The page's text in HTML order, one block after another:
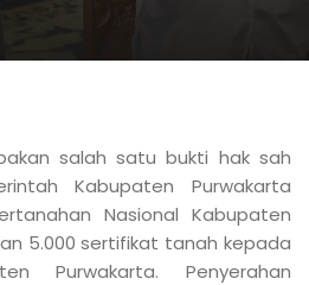
salah satu bukti hak sah
Kabupaten Purwakarta
Nasional Kabupaten
5.000 sertifikat tanah kepada
Purwakarta. Penyerahan